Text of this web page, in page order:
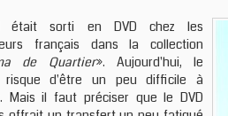
était sorti en DVD chez les
français dans la collection
de Quartier». Aujourd'hui, le
risque d'être un peu difficile à
Mais il faut préciser que le DVD